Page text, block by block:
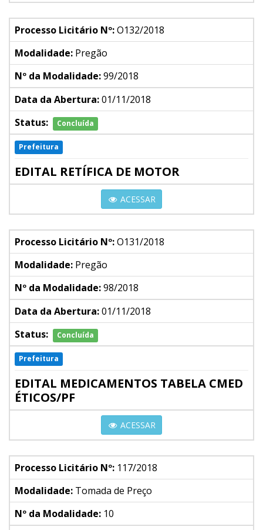
Processo Licitário Nº:O132/2018
Modalidade: Pregão
Nº da Modalidade:99/2018
Data da Abertura:01/11/2018
Status:
Concluída
Prefeitura
EDITAL RETÍFICA DE MOTOR
ACESSAR
Processo Licitário Nº:O131/2018
Modalidade: Pregão
Nº da Modalidade:98/2018
Data da Abertura:01/11/2018
Status:
Concluída
Prefeitura
EDITAL MEDICAMENTOS TABELA CMED
ÉTICOS/PF
ACESSAR
Processo Licitário Nº: 117/2018
Modalidade: Tomada de Preço
Nº da Modalidade: 10